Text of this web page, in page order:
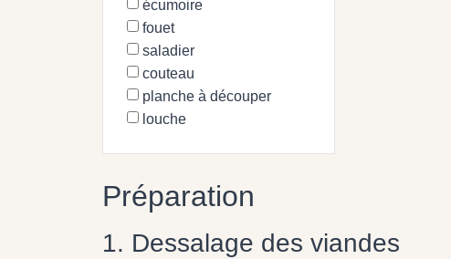
écumoire
fouet
saladier
couteau
planche à découper
louche
Préparation
1. Dessalage des viandes